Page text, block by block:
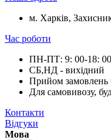
м. Харків,
Час роботи
ПН-ПТ: 9: 00-18: 00
СБ,НД - вихідний
Прийом замовлень
Для самовивозу,
Контакти
Відгуки
Мова